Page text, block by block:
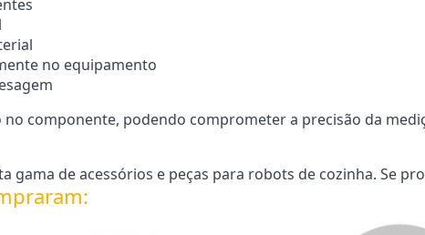
no equipamento
no componente, podendo comprometer a precisão da
gama de acessórios e peças para robots de cozinha. Se